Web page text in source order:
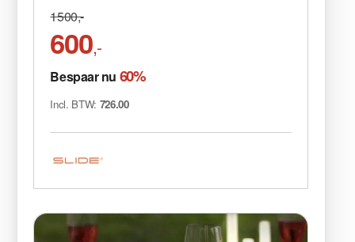
1500,-
600,-
Bespaar nu 60%
Incl. BTW: 726.00